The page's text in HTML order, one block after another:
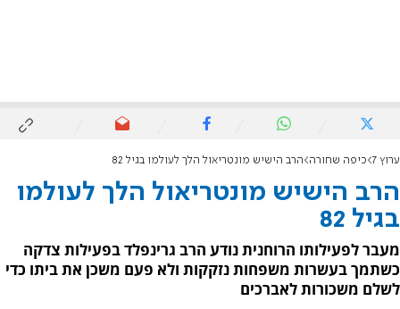
ערוץ 7 כיפה שחורה הרב הישיש מונטריאול הלך לעולמו בגיל 82
הרב הישיש מונטריאול הלך לעולמו
בגיל 82
מעבר לפעילותו הרוחנית נודע הרב גרינפלד בפעילות צדקה
כשתמך בעשרות משפחות נזקקות ולא פעם משכן את ביתו כדי
לשלם משכורות לאברכים